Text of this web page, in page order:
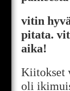
vitin
pitata.
aika!
Kiitokset
oli